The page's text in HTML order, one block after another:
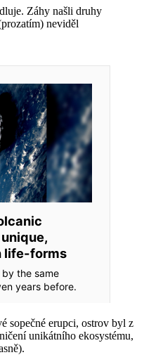
Záhy našli druhy
neviděl
sopečné erupci, ostrov byl z
unikátního ekosystému,